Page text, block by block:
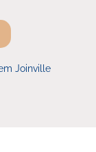
Joinville